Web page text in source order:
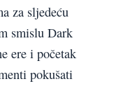
za sljedeću
smislu Dark
ere i početak
pokušati